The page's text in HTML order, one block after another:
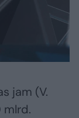
jam (V.
mlrd.